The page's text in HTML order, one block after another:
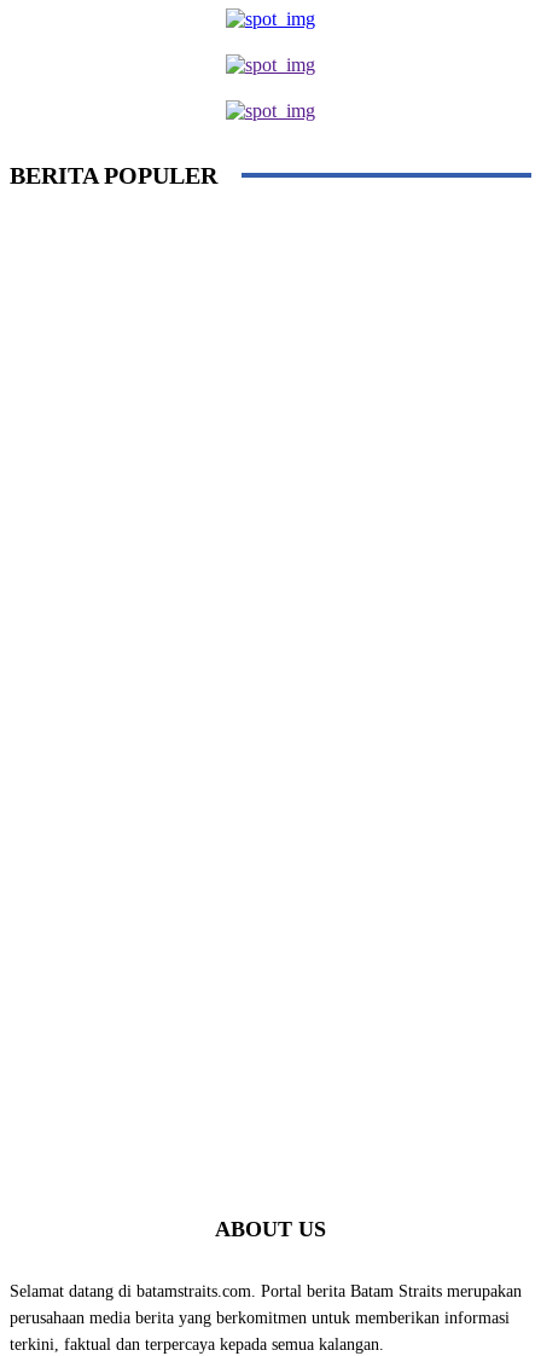
BERITA POPULER
ABOUT US
Selamat datang di batamstraits.com. Portal berita Batam Straits merupakan
perusahaan media berita yang berkomitmen untuk memberikan informasi
terkini, faktual dan terpercaya kepada semua kalangan.